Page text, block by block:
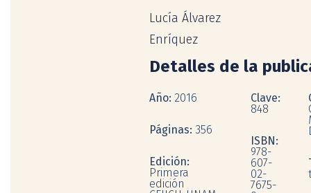
Lucía Álvarez
Enríquez
Detalles de la
Año: 2016
Páginas: 356
Edición:
Primera
edición
Clave:
848
ISBN:
978-
607-
02-
7675-